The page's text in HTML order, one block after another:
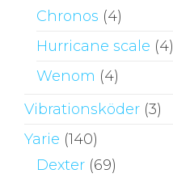
Chronos (4)
Hurricane scale (4)
Wenom (4)
Vibrationsköder (3)
Yarie (140)
Dexter (69)